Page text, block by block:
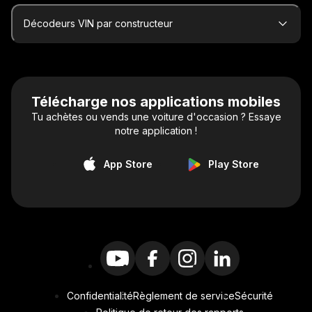
Décodeurs VIN par constructeur
Télécharge nos applications mobiles
Tu achètes ou vends une voiture d'occasion ? Essaye
notre application !
App Store Play Store
ConfidentialitéRèglement de serviceSécurité